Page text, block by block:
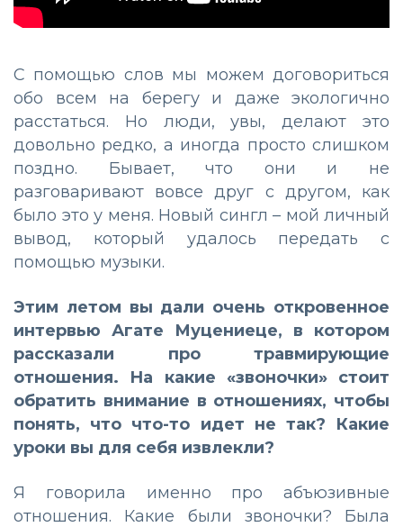
С помощью слов мы можем договориться
обо всем на берегу и даже экологично
расстаться. Но люди, увы, делают это
довольно редко, а иногда просто слишком
поздно. Бывает, что они и не
разговаривают вовсе друг с другом, как
было это у меня. Новый сингл – мой личный
вывод, который удалось передать с
помощью музыки.
Этим летом вы дали очень откровенное
интервью Агате Муцениеце, в котором
рассказали про травмирующие
отношения. На какие «звоночки» стоит
обратить внимание в отношениях, чтобы
понять, что что-то идет не так? Какие
уроки вы для себя извлекли?
Я говорила именно про абъюзивные
отношения. Какие были звоночки? Была